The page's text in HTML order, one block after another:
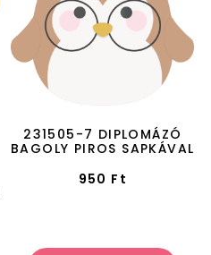
231505-7 DIPLOMÁZÓ
BAGOLY PIROS SAPKÁVAL
950 Ft